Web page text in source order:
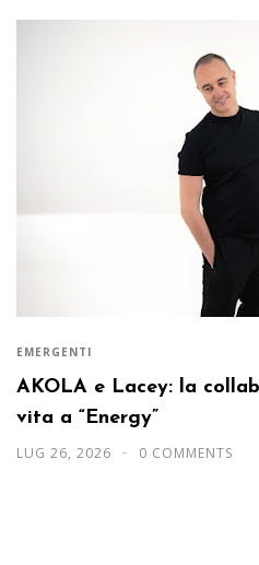
EMERGENTI
AKOLA e Lacey: la
vita a “Energy”
LUG 26, 2026 0 COMMENTS